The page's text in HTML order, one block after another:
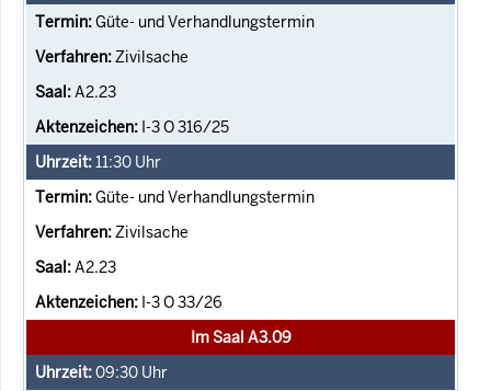
Güte- und Verhandlungstermin
Zivilsache
A2.23
I-3 O 316/25
11:30 Uhr
Güte- und Verhandlungstermin
Zivilsache
A2.23
I-3 O 33/26
Im Saal A3.09
09:30 Uhr